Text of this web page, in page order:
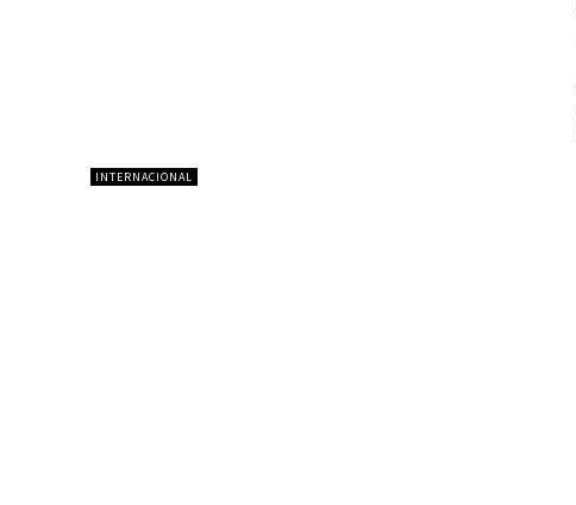
INTERNACIONAL